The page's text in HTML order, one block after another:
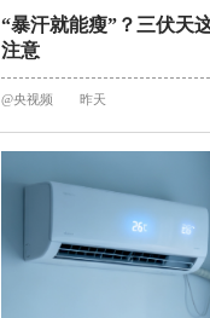
“暴汗就能瘦”？三伏天
注意
@央视频 昨天